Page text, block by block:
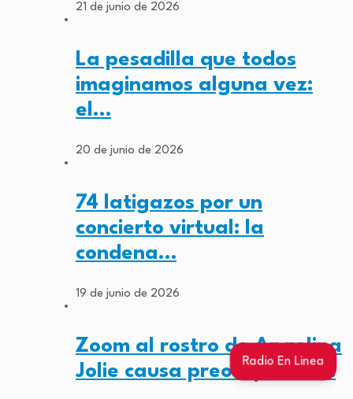
Radio En Linea
21 de junio de 2026
La pesadilla que todos
imaginamos alguna vez:
el…
20 de junio de 2026
74 latigazos por un
concierto virtual: la
condena…
19 de junio de 2026
Zoom al rostro de Angelina
Jolie causa preocupación…